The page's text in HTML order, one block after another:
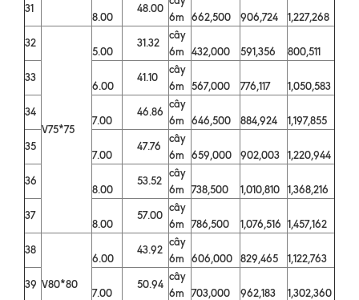
31
8.00
48.00
6m
662,500 906,724
1,227,268
32
V75*75
5.00
31.32
cây
6m
432,000 591,356
800,511
33
6.00
41.10
cây
6m
567,000 776,117
1,050,583
34
7.00
46.86
cây
6m
646,500 884,924
1,197,855
35
7.00
47.76
cây
6m
659,000 902,003
1,220,944
36
8.00
53.52
cây
6m
738,500 1,010,810
1,368,216
37
8.00
57.00
cây
6m
786,500 1,076,516 1,457,162
38
V80*80
6.00
43.92
cây
6m
606,000 829,465
1,122,763
39
7.00
50.94
cây
6m
703,000 962,183
1,302,360